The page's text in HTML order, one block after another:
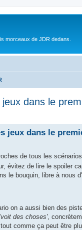
morceaux de JDR dedans.
dans le
jeux dans le
de tous les
évitez de lire le spoiler
le bouquin, libre à nous
on a aussi bien des
voit des choses',
comme ça peut être